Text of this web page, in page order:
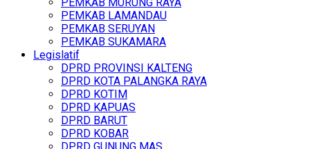
PEMKAB LAMANDAU
PEMKAB SERUYAN
PEMKAB SUKAMARA
Legislatif
DPRD PROVINSI KALTENG
DPRD KOTA PALANGKA RAYA
DPRD KOTIM
DPRD KAPUAS
DPRD BARUT
DPRD KOBAR